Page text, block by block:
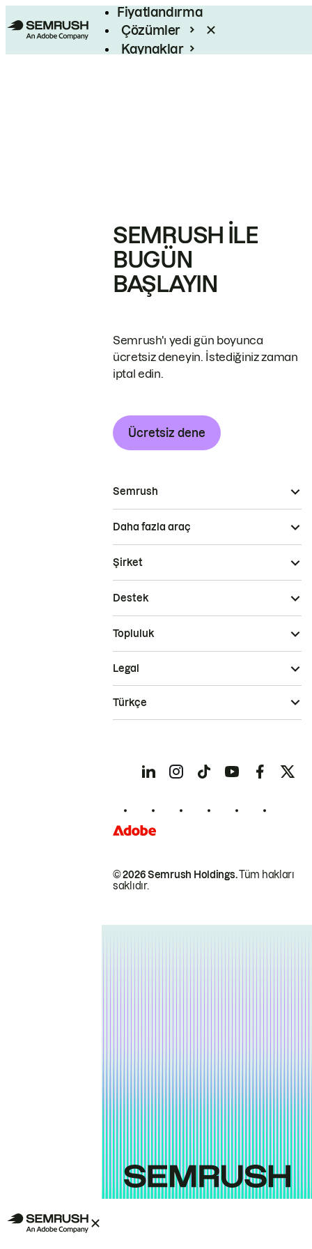
Fiyatlandırma
Çözümler
Kaynaklar
SEMRUSH ILE
BUGÜN
BAŞLAYIN
Semrush'ı yedi gün boyunca
ücretsiz deneyin. İstediğiniz zaman
iptal edin.
Ücretsiz dene
Semrush
Daha fazla araç
Şirket
Destek
Topluluk
© 2026 Semrush Holdings.Tüm hakları
saklıdır.
Legal
Türkçe